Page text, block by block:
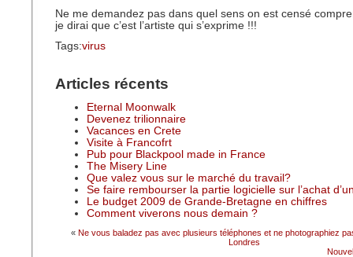
Ne me demandez pas dans quel sens on est censé
je dirai que c’est l’artiste qui s’exprime !!!
Tags:virus
Articles récents
Eternal Moonwalk
Devenez trilionnaire
Vacances en Crete
Visite à Francofrt
Pub pour Blackpool made in France
The Misery Line
Que valez vous sur le marché du travail?
Se faire rembourser la partie logicielle sur l’achat
Le budget 2009 de Grande-Bretagne en chiffres
Comment viverons nous demain ?
« Ne vous baladez pas avec plusieurs téléphones et ne photographiez
Londres